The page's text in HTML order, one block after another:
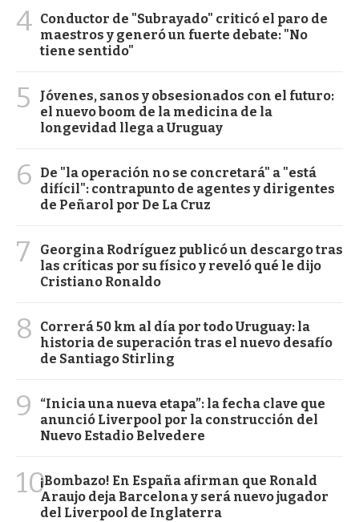
4 Conductor de "Subrayado" criticó el paro de
maestros y generó un fuerte debate: "No
tiene sentido"
5
Jóvenes, sanos y obsesionados con el futuro:
el nuevo boom de la medicina de la
longevidad llega a Uruguay
6
De "la operación no se concretará" a "está
difícil": contrapunto de agentes y dirigentes
de Peñarol por De La Cruz
7
Georgina Rodríguez publicó un descargo tras
las críticas por su físico y reveló qué le dijo
Cristiano Ronaldo
8
Correrá 50 km al día por todo Uruguay: la
historia de superación tras el nuevo desafío
de Santiago Stirling
9
“Inicia una nueva etapa”: la fecha clave que
anunció Liverpool por la construcción del
Nuevo Estadio Belvedere
10¡Bombazo! En España afirman que Ronald
Araujo deja Barcelona y será nuevo jugador
del Liverpool de Inglaterra